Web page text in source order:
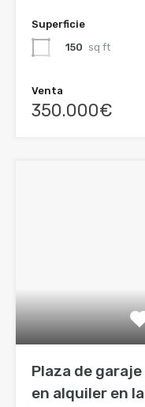
Superficie
150 sq ft
Venta
350.000€
Plaza de garaje
en alquiler en la